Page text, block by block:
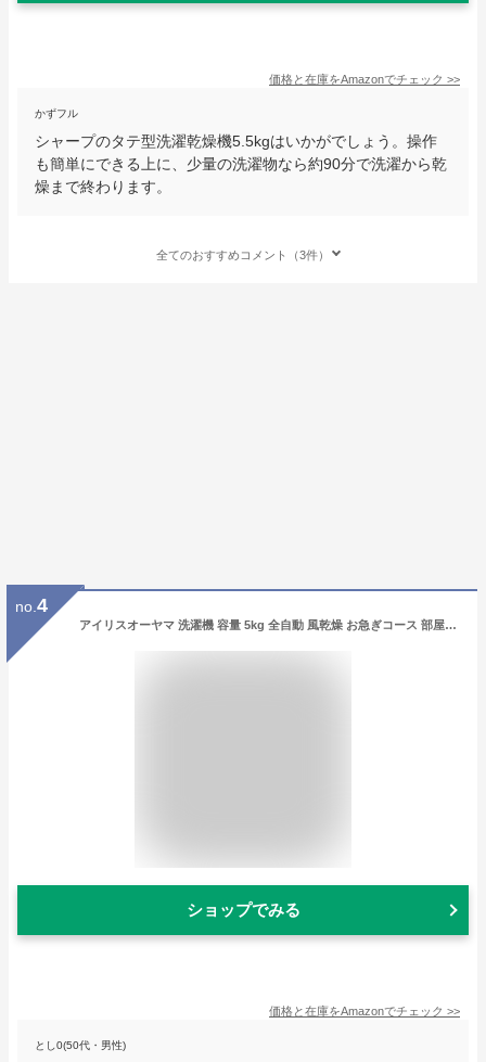
価格と在庫をAmazonでチェック >>
かずフル
シャープのタテ型洗濯乾燥機5.5kgはいかがでしょう。操作
も簡単にできる上に、少量の洗濯物なら約90分で洗濯から乾
燥まで終わります。
全てのおすすめコメント（3件）
no. 4
アイリスオーヤマ 洗濯機 容量 5kg 全自動 風乾燥 お急ぎコース 部屋干しモード 予約タイマー付 一人暮らし 単身用 ホワイト IAW-T504
ショップでみる
価格と在庫をAmazonでチェック >>
とし0(50代・男性)